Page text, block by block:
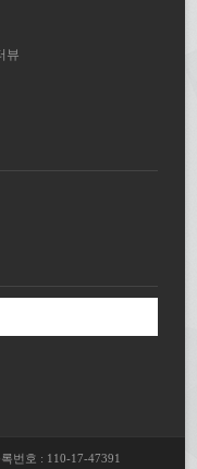
뷰
번호 : 110-17-47391